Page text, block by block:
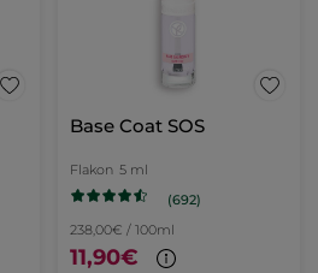
Base Coat SOS
Flakon 5 ml
(692)
238,00€ / 100ml
11,90€